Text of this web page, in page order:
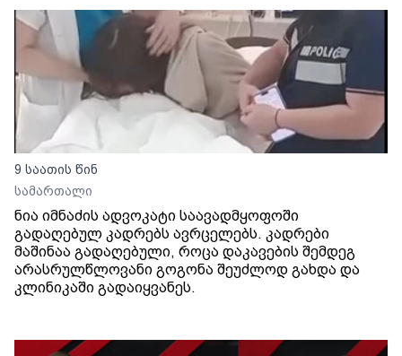
9 საათის წინ
სამართალი
ნია იმნაძის ადვოკატი საავადმყოფოში
გადაღებულ კადრებს ავრცელებს. კადრები
მაშინაა გადაღებული, როცა დაკავების შემდეგ
არასრულწლოვანი გოგონა შეუძლოდ გახდა და
კლინიკაში გადაიყვანეს.